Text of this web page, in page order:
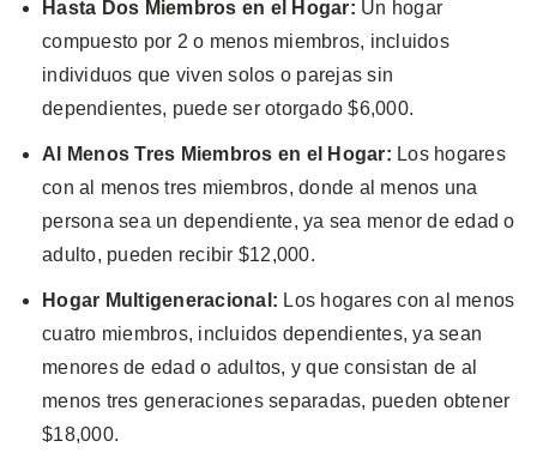
Hasta Dos Miembros en el Hogar: Un hogar
compuesto por 2 o menos miembros, incluidos
individuos que viven solos o parejas sin
dependientes, puede ser otorgado $6,000.
Al Menos Tres Miembros en el Hogar: Los hogares
con al menos tres miembros, donde al menos una
persona sea un dependiente, ya sea menor de edad o
adulto, pueden recibir $12,000.
Hogar Multigeneracional: Los hogares con al menos
cuatro miembros, incluidos dependientes, ya sean
menores de edad o adultos, y que consistan de al
menos tres generaciones separadas, pueden obtener
$18,000.